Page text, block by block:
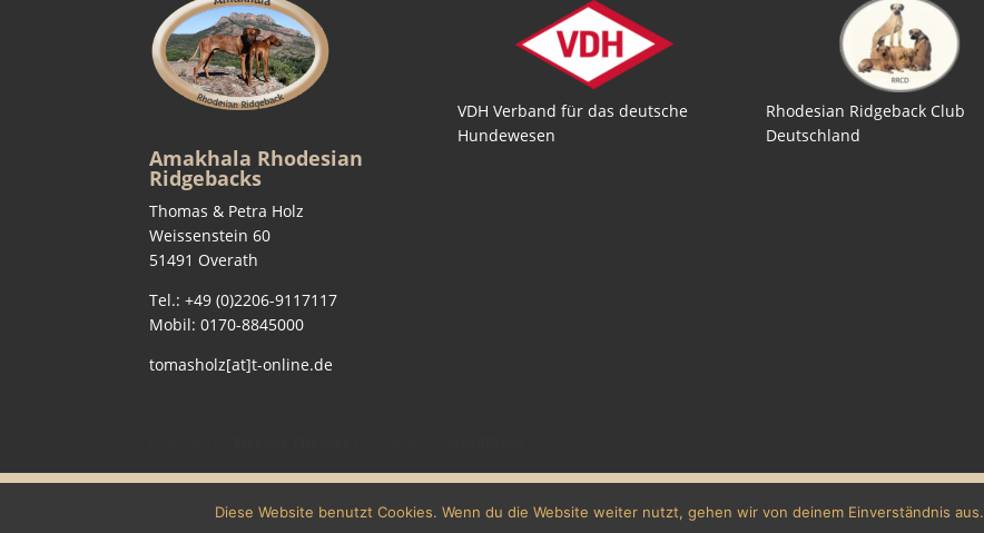
Amakhala Rhodesian
Ridgebacks
Thomas & Petra Holz
Weissenstein 60
51491 Overath
Tel.: +49 (0)2206-9117117
Mobil: 0170-8845000
tomasholz[at]t-online.de
VDH Verband für das deutsche
Hundewesen
Rhodesian Ridgeback Club
Deutschland
Diese Website benutzt Cookies. Wenn du die Website weiter nutzt, gehen wir von deinem Einverständnis aus.